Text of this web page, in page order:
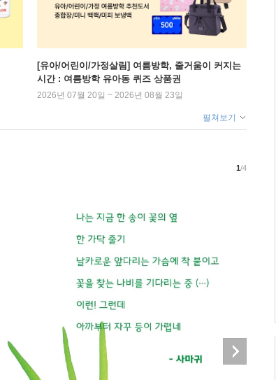
[유아/어린이/가정살림] 여름방학, 줄거움이 커지는
시간 : 여름방학 유아동 퀴즈 상품권
2026년 07월 20일 ~ 2026년 08월 23일
펼쳐보기
1/4